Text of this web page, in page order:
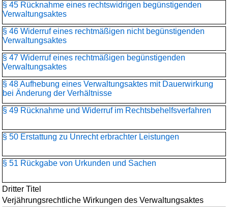
§ 45 Rücknahme eines rechtswidrigen begünstigenden
Verwaltungsaktes
§ 46 Widerruf eines rechtmäßigen nicht begünstigenden
Verwaltungsaktes
§ 47 Widerruf eines rechtmäßigen begünstigenden
Verwaltungsaktes
§ 48 Aufhebung eines Verwaltungsaktes mit Dauerwirkung
bei Änderung der Verhältnisse
§ 49 Rücknahme und Widerruf im Rechtsbehelfsverfahren
§ 50 Erstattung zu Unrecht erbrachter Leistungen
§ 51 Rückgabe von Urkunden und Sachen
Dritter Titel
Verjährungsrechtliche Wirkungen des Verwaltungsaktes